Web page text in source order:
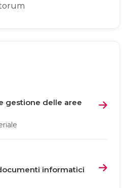
gestione delle aree
informatici